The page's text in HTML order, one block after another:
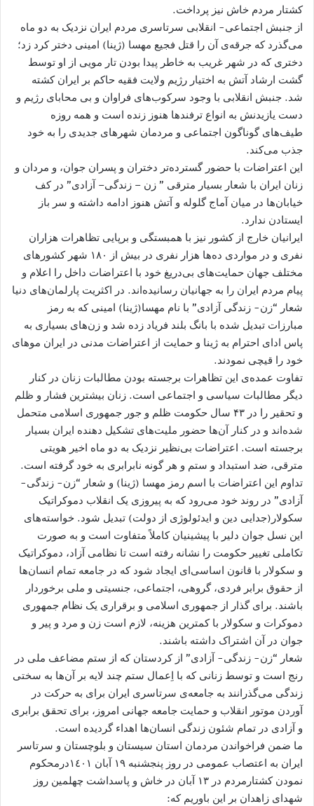
کشتار مردم خاش نیز پرداخت.
از جنبش اجتماعی- انقلابی سرتاسری مردم ایران نزدیک به دو ماه
می‌گذرد که جرقه‌ی آن را قتل فجیع مهسا (ژینا) امینی دختر کرد زد؛
دختری که در شهر غریب به خاطر پیدا بودن تار مویی از او توسط
گشت ارشاد آتش به اختیار رژیم ولایت فقیه حاکم بر ایران کشته
شد. جنبش انقلابی با وجود سرکوب‌های فراوان و بی محابای رژیم و
دست یازیدنش به انواع ترفندها هنوز زنده است و همه روزه
طیف‌های گوناگون اجتماعی و مردمان شهرهای جدیدی را به خود
جذب می‌کند.
این اعتراضات با حضور گسترده‌تر دختران و پسران جوان، و مردان و
زنان ایران با شعار بسیار مترقی ” زن – زندگی– آزادی” در کف
خیابان‌ها در میان آماج گلوله‌ و آتش هنوز ادامه داشته و سر باز
ایستادن ندارد.
ایرانیان خارج از کشور نیز با همبستگی و برپایی تظاهرات هزاران
نفری و در مواردی ده‌ھا ھزار نفری در بیش از ۱۸۰ شهر کشورھای
مختلف جھان حمایت‌های بی‌دریغ خود با اعتراضات داخل را اعلام و
پیام مردم ایران را به جهانیان رسانیده‌اند. در اکثریت پارلمان‌های دنیا
شعار “زن- زندگی آزادی” با نام مهسا(ژینا) امینی که به رمز
مبارزات تبدیل شده با بانگ بلند فریاد زده شد و زن‌های بسیاری به
پاس ادای احترام به ژینا و حمایت از اعتراضات مدنی در ایران موهای
خود را قیچی نمودند.
تفاوت عمده‌ی این تظاهرات برجسته بودن مطالبات زنان در کنار
دیگر مطالبات سیاسی و اجتماعی است. زنان بیشترین فشار و ظلم
و تحقیر را در ۴۳ سال حکومت ظلم و جور جمهوری اسلامی متحمل
شده‌اند و در کنار آن‌ها حضور ملیت‌های تشکیل دهنده ایران بسیار
برجسته است. اعتراضات بی‌نظیر نزدیک به دو ماه اخیر هویتی
مترقی، ضد استبداد و ستم و هر گونه نابرابری به خود گرفته است.
تداوم این اعتراضات با اسم رمز مھسا (ژینا) و شعار “زن- زندگی-
آزادی” در روند خود می‌رود که به پیروزی یک انقلاب دموکراتیک
سکولار(جدایی دین و ایدئولوژی از دولت) تبدیل شود. خواسته‌های
این نسل جوان دلیر با پیشینیان کاملاً متفاوت است و به صورت
تکاملی تغییر حکومت را نشانه رفته است تا نظامی آزاد، دموکراتیک
و سکولار با قانون اساسی‌ای ایجاد شود که در جامعه تمام انسان‌ها
از حقوق برابر فردی، گروهی، اجتماعی، جنسیتی و ملی برخوردار
باشند. برای گذار از جمهوری اسلامی و برقراری یک نظام جمھوری
دموکرات و سکولار با کمترین هزینه، لازم است زن و مرد و پیر و
جوان در آن اشتراک داشته باشند.
شعار “زن- زندگی- آزادی” از کردستان که از ستم مضاعف ملی در
رنج است و توسط زنانی که با اِعمال ستم چند لایه بر آن‌ها به سختی
زندگی می‌گذرانند به جامعه‌ی سرتاسری ایران برای به حرکت در
آوردن موتور انقلاب و حمایت جامعه جهانی امروز، برای تحقق برابری
و آزادی در تمام شئون زندگی انسان‌ها اهداء گردیده است.
ما ضمن فراخواندن مردمان استان سیستان و بلوچستان و سرتاسر
ایران به اعتصاب عمومی در روز پنجشنبه ١٩ آبان ١٤٠١درمحکوم
نمودن کشتارمردم در ۱۳ آبان در خاش و پاسداشت چهلمین روز
شهدای زاهدان بر این باوریم که: